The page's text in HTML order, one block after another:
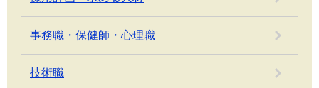
事務職・保健師・心理職
技術職